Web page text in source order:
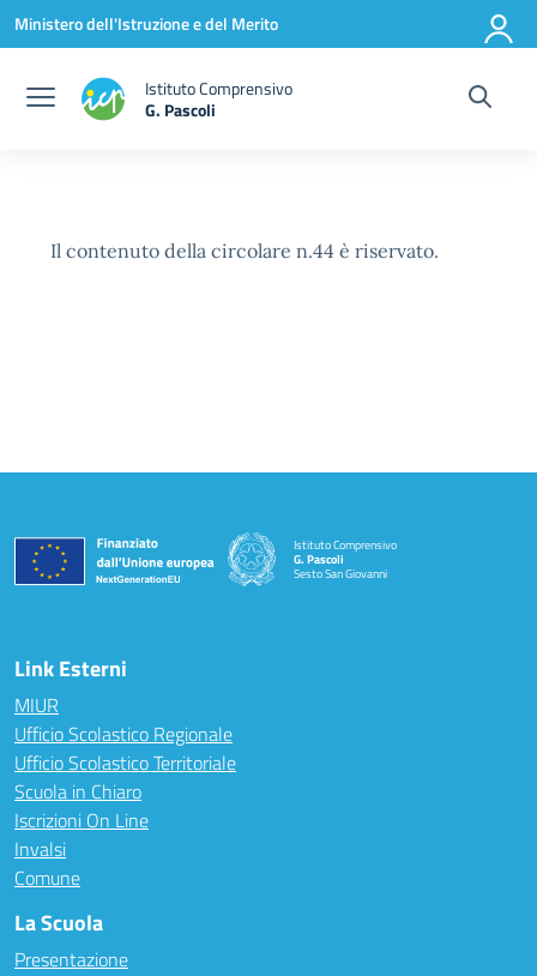
Vai ai contenuti
Vai al menu di navigazione
Vai al footer
Ministero dell'Istruzione e del Merito
Istituto Comprensivo
G. Pascoli
Il contenuto della circolare n.44 è riservato.
Istituto Comprensivo
G. Pascoli
Sesto San Giovanni
Link Esterni
MIUR
Ufficio Scolastico Regionale
Ufficio Scolastico Territoriale
Scuola in Chiaro
Iscrizioni On Line
Invalsi
Comune
La Scuola
Presentazione